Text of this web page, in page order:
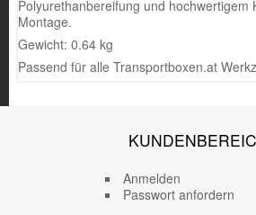
Polyurethanbereifung und hochwertigem
Montage.
Gewicht: 0.64 kg
Passend für alle Transportboxen.at
Anmelden
Passwort anfordern